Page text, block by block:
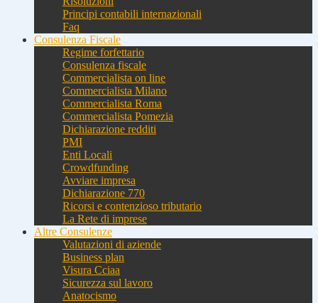
Principi contabili internazionali
Faq
Consulenza Fiscale
Regime forfettario
Consulenza fiscale
Commercialista on line
Commercialista Milano
Commercialista Roma
Commercialista Pomezia
Dichiarazione redditi
PMI
Enti Locali
Crowdfunding
Avviare impresa
Dichiarazione 770
Ricorsi e contenzioso tributario
La Rete di imprese
Altre Consulenze
Valutazioni di aziende
Business plan
Visura Cciaa
Sicurezza sul lavoro
Anatocismo